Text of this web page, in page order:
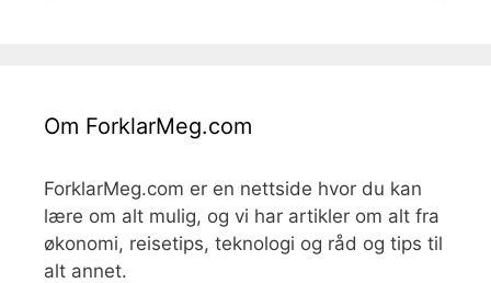
Om ForklarMeg.com
ForklarMeg.com er en nettside hvor du kan
lære om alt mulig, og vi har artikler om alt fra
økonomi, reisetips, teknologi og råd og tips til
alt annet.